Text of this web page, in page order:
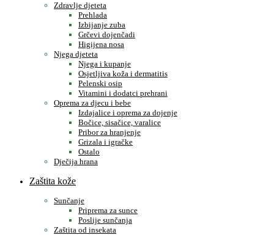
Zdravlje djeteta
Prehlada
Izbijanje zuba
Grčevi dojenčadi
Higijena nosa
Njega djeteta
Njega i kupanje
Osjetljiva koža i dermatitis
Pelenski osip
Vitamini i dodatci prehrani
Oprema za djecu i bebe
Izdajalice i oprema za dojenje
Bočice, sisačice, varalice
Pribor za hranjenje
Grizala i igračke
Ostalo
Dječija hrana
Zaštita kože
Sunčanje
Priprema za sunce
Poslije sunčanja
Zaštita od insekata